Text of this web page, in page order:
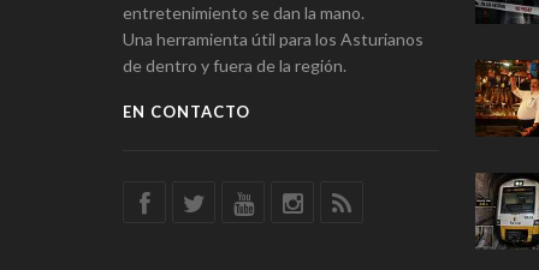
entretenimiento se dan la mano.
Una herramienta útil para los Asturianos
de dentro y fuera de la región.
EN CONTACTO